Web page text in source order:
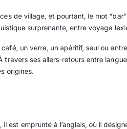
de village, et pourtant, le mot
surprenante, entre voyage
un verre, un apéritif, seul ou
ses allers-retours entre
origines.
est emprunté à l’anglais, où il